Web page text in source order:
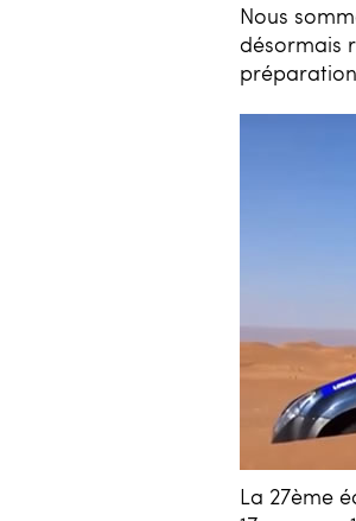
Nous
désormais
La 27ème